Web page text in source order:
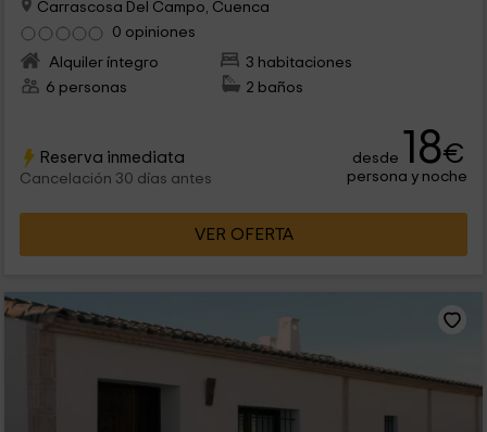
Carrascosa Del Campo, Cuenca
0 opiniones
Alquiler íntegro
3 habitaciones
6 personas
2 baños
Reserva inmediata
Cancelación 30 días antes
desde 18€
persona y noche
VER OFERTA